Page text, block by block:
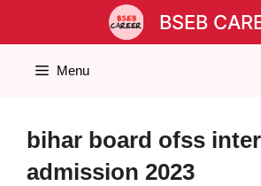
BSEB
Menu
bihar board ofss inter
admission 2023